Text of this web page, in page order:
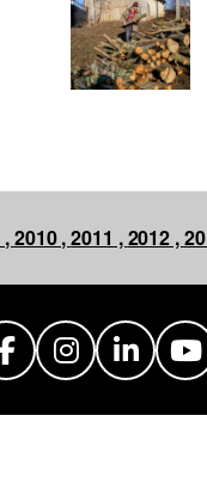
,2010 ,2011 ,2012 ,
Facebook